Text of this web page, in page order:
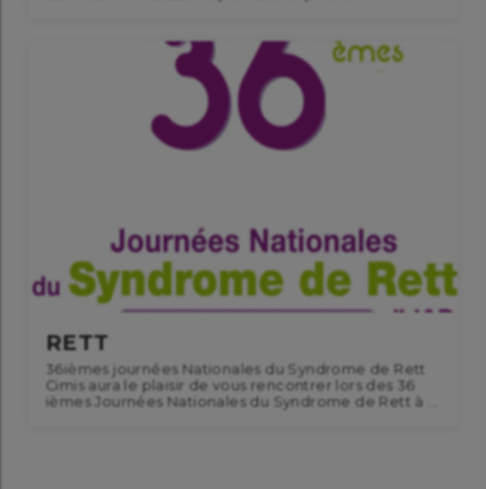
RETT
36ièmes journées Nationales du Syndrome de Rett
Cimis aura le plaisir de vous rencontrer lors des 36
ièmes Journées Nationales du Syndrome de Rett à ...